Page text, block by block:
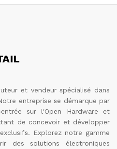
et vendeur spécialisé dans
entreprise se démarque par
sur l'Open Hardware et
de concevoir et développer
Explorez notre gamme
des solutions électroniques